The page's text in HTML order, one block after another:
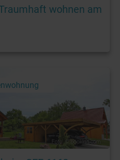
wohnen am
Foto: © booking.com